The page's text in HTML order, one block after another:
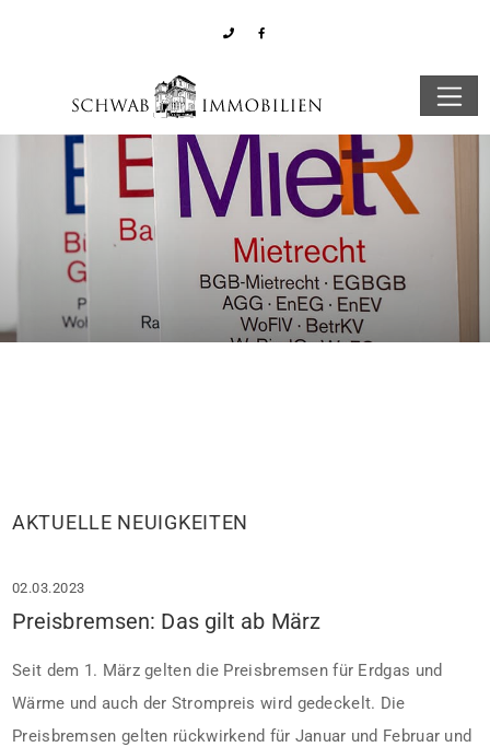
AKTUELLE NEUIGKEITEN
02.03.2023
Preisbremsen: Das gilt ab März
Seit dem 1. März gelten die Preisbremsen für Erdgas und
Wärme und auch der Strompreis wird gedeckelt. Die
Preisbremsen gelten rückwirkend für Januar und Februar und